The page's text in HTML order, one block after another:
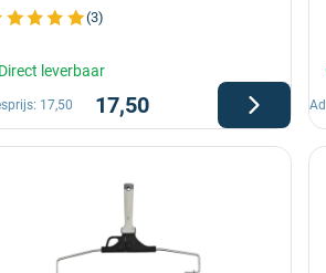
(3)
Direct leverbaar
17,50
17,50